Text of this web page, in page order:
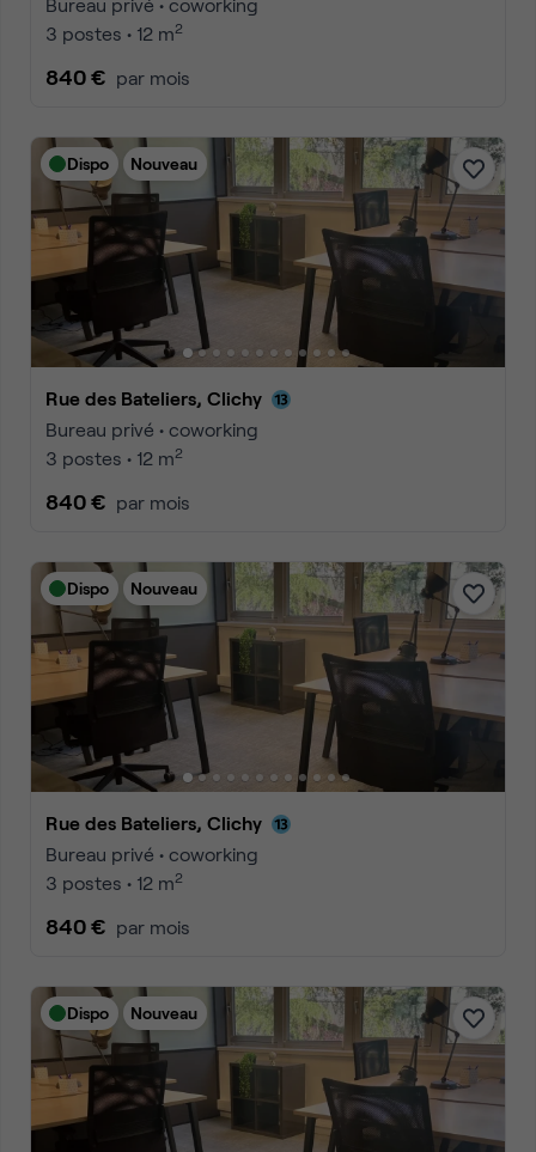
3 postes • 12 m2
840 € par mois
Dispo Nouveau
Rue des Bateliers, Clichy
Bureau privé • coworking
3 postes • 12 m2
840 € par mois
Dispo Nouveau
Rue des Bateliers, Clichy
Bureau privé • coworking
3 postes • 12 m2
840 € par mois
Dispo Nouveau